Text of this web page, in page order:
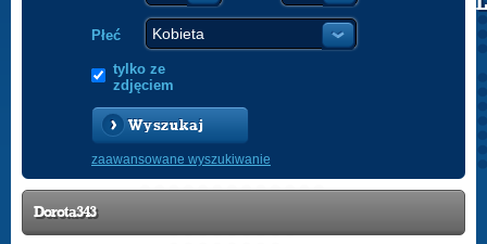
Płeć
tylko ze
zdjęciem
Wyszukaj
zaawansowane wyszukiwanie
Dorota343